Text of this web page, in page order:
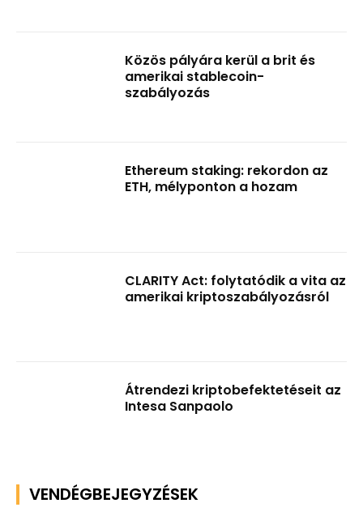
Közös pályára kerül a brit és
amerikai stablecoin-
szabályozás
Ethereum staking: rekordon az
ETH, mélyponton a hozam
CLARITY Act: folytatódik a vita az
amerikai kriptoszabályozásról
Átrendezi kriptobefektetéseit az
Intesa Sanpaolo
VENDÉGBEJEGYZÉSEK